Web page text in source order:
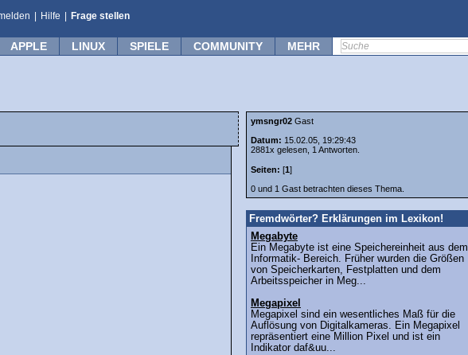
Hilfe Frage stellen
APPLE LINUX SPIELE COMMUNITY MEHR
ymsngr02 Gast
Datum: 15.02.05, 19:29:43
2881x gelesen, 1 Antworten.
Seiten: [1]
0 und 1 Gast betrachten dieses Thema.
Fremdwörter? Erklärungen im Lexikon!
Megabyte
Ein Megabyte ist eine Speichereinheit aus dem
Informatik- Bereich. Früher wurden die Größen
von Speicherkarten, Festplatten und dem
Arbeitsspeicher in Meg...
Megapixel
Megapixel sind ein wesentliches Maß für die
Auflösung von Digitalkameras. Ein Megapixel
repräsentiert eine Million Pixel und ist ein
Indikator daf&uu...